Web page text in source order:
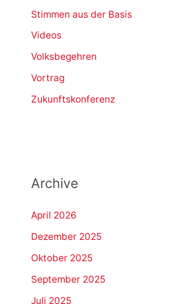
Stimmen aus der Basis
Videos
Volksbegehren
Vortrag
Zukunftskonferenz
Archive
April 2026
Dezember 2025
Oktober 2025
September 2025
Juli 2025